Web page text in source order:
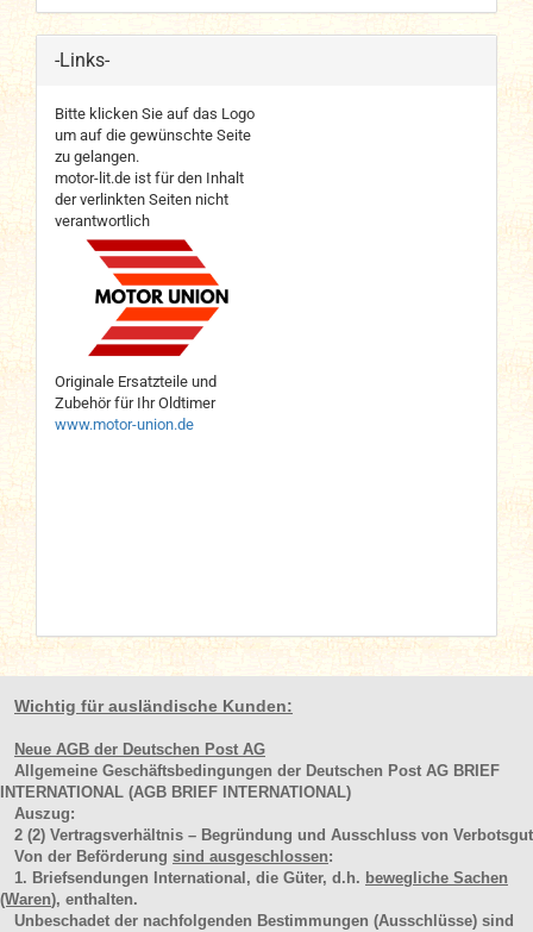
-Links-
Bitte klicken Sie auf das Logo
um auf die gewünschte Seite
zu gelangen.
motor-lit.de ist für den Inhalt
der verlinkten Seiten nicht
verantwortlich
Originale Ersatzteile und
Zubehör für Ihr Oldtimer
www.motor-union.de
Wichtig für ausländische Kunden:
Neue AGB der Deutschen Post AG
Allgemeine Geschäftsbedingungen der Deutschen Post AG BRIEF
INTERNATIONAL (AGB BRIEF INTERNATIONAL)
Auszug:
2 (2) Vertragsverhältnis – Begründung und Ausschluss von Verbotsgut
Von der Beförderung sind ausgeschlossen:
1. Briefsendungen International, die Güter, d.h. bewegliche Sachen
(Waren), enthalten.
Unbeschadet der nachfolgenden Bestimmungen (Ausschlüsse) sind